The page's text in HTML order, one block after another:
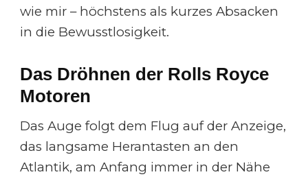
wie mir – höchstens als kurzes Absacken
in die Bewusstlosigkeit.
Das Dröhnen der Rolls Royce
Motoren
Das Auge folgt dem Flug auf der Anzeige,
das langsame Herantasten an den
Atlantik, am Anfang immer in der Nähe